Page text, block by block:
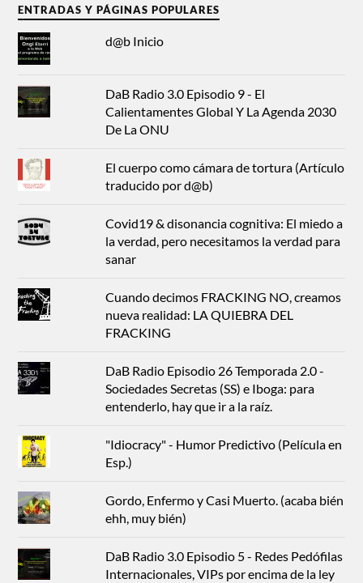
ENTRADAS Y PÁGINAS POPULARES
d@b Inicio
DaB Radio 3.0 Episodio 9 - El
Calientamentes Global Y La Agenda 2030
De La ONU
El cuerpo como cámara de tortura (Artículo
traducido por d@b)
Covid19 & disonancia cognitiva: El miedo a
la verdad, pero necesitamos la verdad para
sanar
Cuando decimos FRACKING NO, creamos
nueva realidad: LA QUIEBRA DEL
FRACKING
DaB Radio Episodio 26 Temporada 2.0 -
Sociedades Secretas (SS) e Iboga: para
entenderlo, hay que ir a la raíz.
"Idiocracy" - Humor Predictivo (Película en
Esp.)
Gordo, Enfermo y Casi Muerto. (acaba bién
ehh, muy bién)
DaB Radio 3.0 Episodio 5 - Redes Pedófilas
Internacionales, VIPs por encima de la ley